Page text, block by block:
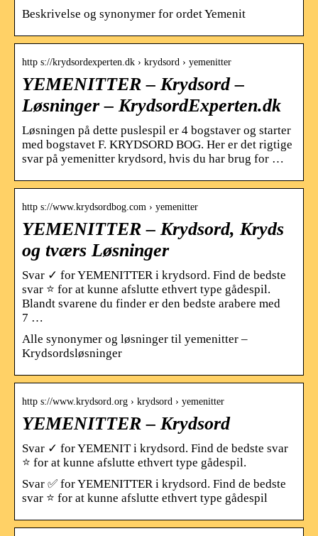
Beskrivelse og synonymer for ordet Yemenit
http s://krydsordexperten.dk › krydsord › yemenitter
YEMENITTER – Krydsord –
Løsninger – KrydsordExperten.dk
Løsningen på dette puslespil er 4 bogstaver og starter
med bogstavet F. KRYDSORD BOG. Her er det rigtige
svar på yemenitter krydsord, hvis du har brug for …
http s://www.krydsordbog.com › yemenitter
YEMENITTER – Krydsord, Kryds
og tværs Løsninger
Svar ✓ for YEMENITTER i krydsord. Find de bedste
svar ⭐ for at kunne afslutte ethvert type gådespil.
Blandt svarene du finder er den bedste arabere med
7 …
Alle synonymer og løsninger til yemenitter –
Krydsordsløsninger
http s://www.krydsord.org › krydsord › yemenitter
YEMENITTER – Krydsord
Svar ✓ for YEMENIT i krydsord. Find de bedste svar
⭐ for at kunne afslutte ethvert type gådespil.
Svar ✅ for YEMENITTER i krydsord. Find de bedste
svar ⭐ for at kunne afslutte ethvert type gådespil